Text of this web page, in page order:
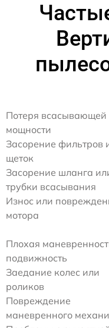
Потеря всасывающей
мощности
Засорение фильтров
щеток
Засорение шланга
трубки всасывания
Износ или
мотора
Плохая
подвижность
Заедание колес или
роликов
Повреждение
маневренного